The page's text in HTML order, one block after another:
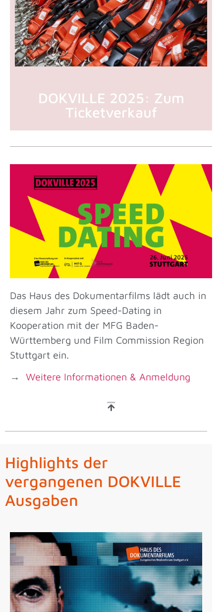
DOKVILLE 2025: Zum
Ticketverkauf
Das Haus des Dokumentarfilms lädt auch in
diesem Jahr zum Speed-Dating in
Kooperation mit der MFG Baden-
Württemberg und Film Commission Region
Stuttgart ein.
→ Weitere Informationen & Anmeldung
Highlights der
vergangenen DOKVILLE
Ausgaben